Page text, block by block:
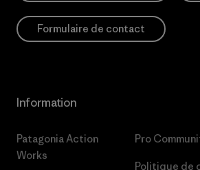
Formulaire de contact
Information
Patagonia Action
Works
Pro
Politique de